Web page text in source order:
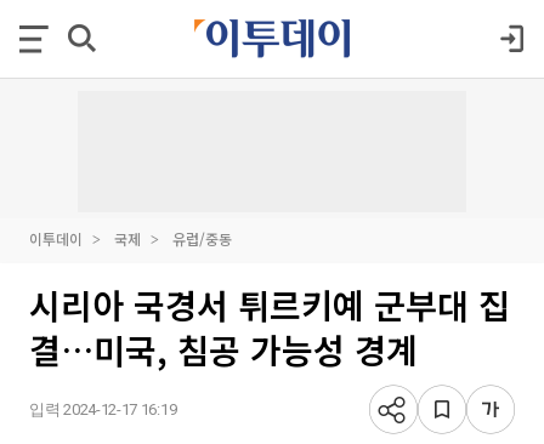
이투데이 국제 유럽/중동
시리아 국경서 튀르키예 군부대 집
결…미국, 침공 가능성 경계
입력 2024-12-17 16:19